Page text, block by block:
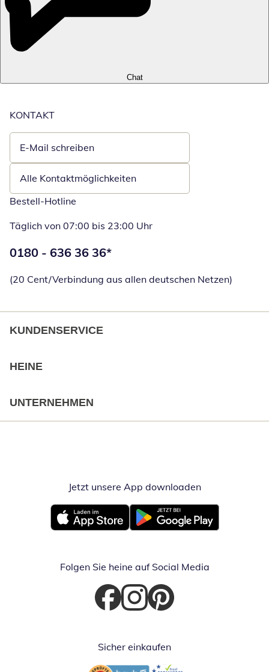
Chat
KONTAKT
E-Mail schreiben
Öffnet E-Mail-Client
Alle Kontaktmöglichkeiten
Bestell-Hotline
Täglich von 07:00 bis 23:00 Uhr
Telefonnummer:
0180 - 636 36 36*
(20 Cent/Verbindung aus allen deutschen Netzen)
KUNDENSERVICE
HEINE
UNTERNEHMEN
Jetzt unsere App downloadenÖffnet in
Öffnet in neuem FensterÖffnet in neuem Fenster
Folgen Sie heine auf Social Media
Öffnet in neuem Fenster
Öffnet in neuem Fenster
Öffnet in neuem Fenster
Sicher einkaufen